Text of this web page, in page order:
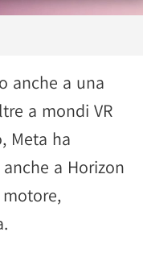
anche a una
a mondi VR
Meta ha
a Horizon